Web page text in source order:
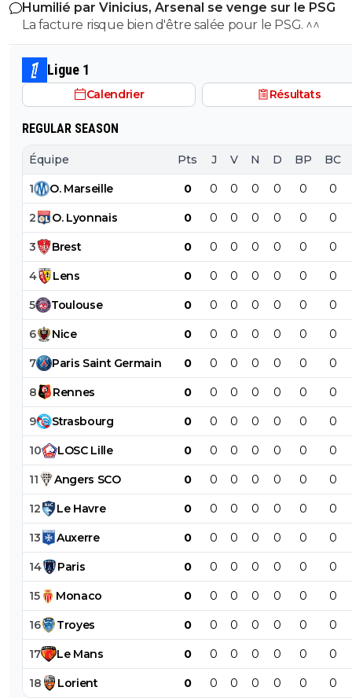
Humilié par Vinicius, Arsenal se venge sur le PSG
La facture risque bien d'être salée pour le PSG. ^^
Ligue 1
Calendrier Résultats
REGULAR SEASON
Équipe Pts J V N D BP BC
1 O. Marseille 0 0 0 0 0 0 0
2 O. Lyonnais 0 0 0 0 0 0 0
3 Brest 0 0 0 0 0 0 0
4 Lens 0 0 0 0 0 0 0
5 Toulouse 0 0 0 0 0 0 0
6 Nice 0 0 0 0 0 0 0
7 Paris Saint Germain 0 0 0 0 0 0 0
8 Rennes 0 0 0 0 0 0 0
9 Strasbourg 0 0 0 0 0 0 0
10 LOSC Lille 0 0 0 0 0 0 0
11 Angers SCO 0 0 0 0 0 0 0
12 Le Havre 0 0 0 0 0 0 0
13 Auxerre 0 0 0 0 0 0 0
14 Paris 0 0 0 0 0 0 0
15 Monaco 0 0 0 0 0 0 0
16 Troyes 0 0 0 0 0 0 0
17 Le Mans 0 0 0 0 0 0 0
18 Lorient 0 0 0 0 0 0 0